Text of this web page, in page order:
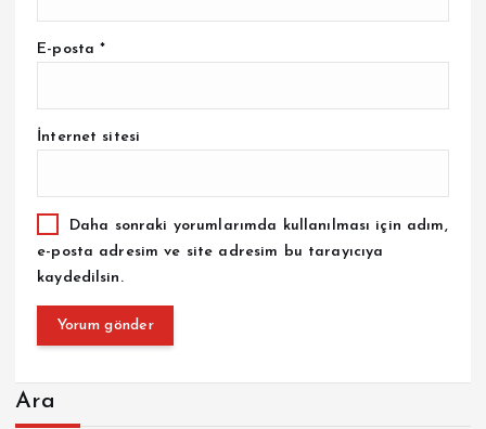
E-posta*
İnternet sitesi
Daha sonraki yorumlarımda kullanılması için adım,
e-posta adresim ve site adresim bu tarayıcıya
kaydedilsin.
Ara